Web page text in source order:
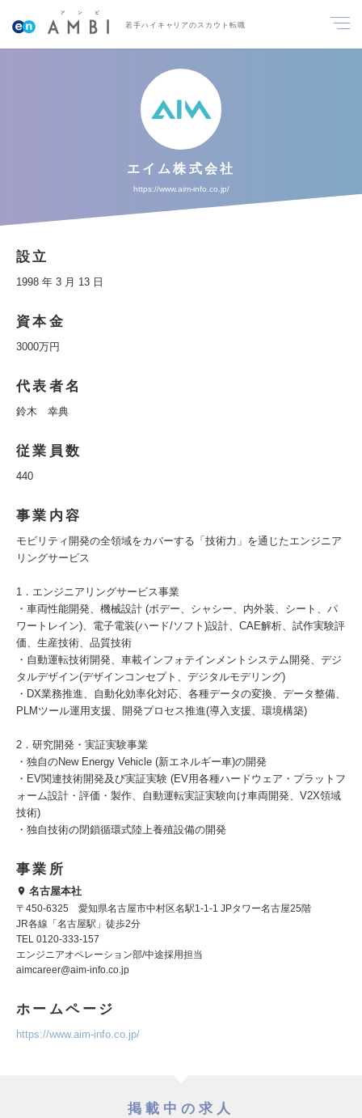
若手ハイキャリアのスカウト転職
エイム株式会社
https://www.aim-info.co.jp/
設立
1998 年 3 月 13 日
資本金
3000万円
代表者名
鈴木 幸典
従業員数
440
事業内容
モビリティ開発の全領域をカバーする「技術力」を通じたエンジニア
リングサービス
1．エンジニアリングサービス事業
・車両性能開発、機械設計 (ボデー、シャシー、内外装、シート、パ
ワートレイン)、電子電装(ハード/ソフト)設計、CAE解析、試作実験評
価、生産技術、品質技術
・自動運転技術開発、車載インフォテインメントシステム開発、デジ
タルデザイン(デザインコンセプト、デジタルモデリング)
・DX業務推進、自動化効率化対応、各種データの変換、データ整備、
PLMツール運用支援、開発プロセス推進(導入支援、環境構築)
2．研究開発・実証実験事業
・独自のNew Energy Vehicle (新エネルギー車)の開発
・EV関連技術開発及び実証実験 (EV用各種ハードウェア・プラットフ
ォーム設計・評価・製作、自動運転実証実験向け車両開発、V2X領域
技術)
・独自技術の閉鎖循環式陸上養殖設備の開発
事業所
名古屋本社
〒450-6325 愛知県名古屋市中村区名駅1-1-1 JPタワー名古屋25階
JR各線「名古屋駅」徒歩2分
TEL 0120-333-157
エンジニアオペレーション部/中途採用担当
aimcareer@aim-info.co.jp
ホームページ
https://www.aim-info.co.jp/
掲載中の求人